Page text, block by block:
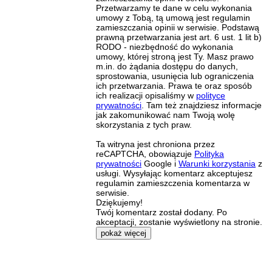
Przetwarzamy te dane w celu wykonania
umowy z Tobą, tą umową jest regulamin
zamieszczania opinii w serwisie. Podstawą
prawną przetwarzania jest art. 6 ust. 1 lit b)
RODO - niezbędność do wykonania
umowy, której stroną jest Ty. Masz prawo
m.in. do żądania dostępu do danych,
sprostowania, usunięcia lub ograniczenia
ich przetwarzania. Prawa te oraz sposób
ich realizacji opisaliśmy w polityce
prywatności . Tam też znajdziesz informacje
jak zakomunikować nam Twoją wolę
skorzystania z tych praw.
Ta witryna jest chroniona przez
reCAPTCHA, obowiązuje Polityka
prywatności Google i Warunki korzystania z
usługi. Wysyłając komentarz akceptujesz
regulamin zamieszczenia komentarza w
serwisie.
Dziękujemy!
Twój komentarz został dodany. Po
akceptacji, zostanie wyświetlony na stronie.
pokaż więcej